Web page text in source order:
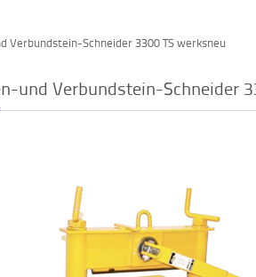
Verbundstein-Schneider 3300 TS werksneu
und Verbundstein-Schneider